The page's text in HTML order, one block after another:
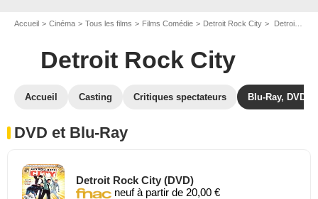
Accueil Cinéma Tous les films Films Comédie Detroit Rock City Detroit Rock City en DVD Blu Ray
Detroit Rock City
Accueil Casting Critiques spectateurs Blu-Ray, DVD
DVD et Blu-Ray
Detroit Rock City (DVD)
neuf à partir de 20,00 €